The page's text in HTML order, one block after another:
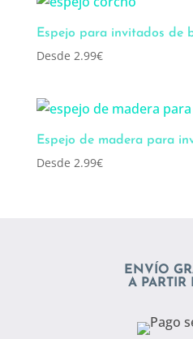
Espejo para invitados de
Desde 2.99€
Espejo de madera para
Desde 2.99€
ENVÍO
A PARTIR